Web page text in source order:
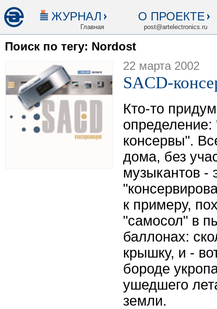
ЖУРНАЛ
Главная
О ПРОЕКТЕ
post@artelectronics.ru
Поиск по тегу: Nordost
22 марта 2002
SACD-
Кто-то
консервы".
дома, без
музыкантов -
к примеру,
"самосол" в
баллонах:
крышку, и -
бороде
ушедшего
земли.